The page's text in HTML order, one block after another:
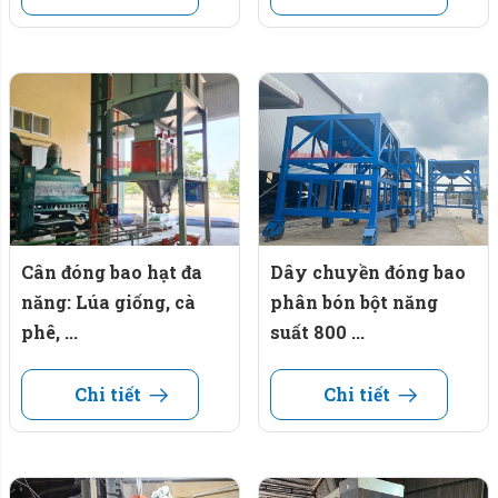
Tình huống thực tế:
yêu cầu số lượng lớn nhân công, nhưng năng suất không
cao và dễ xảy ra sai sót.
Vào mùa cao điểm, tốc độ đóng bao chậm có thể làm gián
đoạn lịch trình xuất hàng, gây ảnh hưởng đến chuỗi cung
ứng.
Giải pháp từ dây chuyền 1200 bao/giờ:
✅ Hệ thống tự động giúp giảm số nhân công cần thiết từ
động.
✅ Tốc độ 1200 bao/giờ, tương đương 60 tấn/giờ, giúp
Cân đóng bao hạt đa
năng: Lúa giống, cà
phê, ...
Chi tiết
Dây chuyền đóng bao
phân bón bột năng
suất 800 ...
Chi tiết